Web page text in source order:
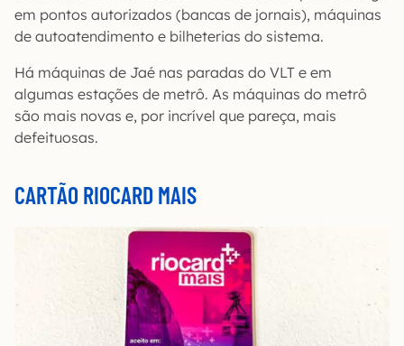
em pontos autorizados (bancas de jornais), máquinas
de autoatendimento e bilheterias do sistema.
Há máquinas de Jaé nas paradas do VLT e em
algumas estações de metrô. As máquinas do metrô
são mais novas e, por incrível que pareça, mais
defeituosas.
CARTÃO RIOCARD MAIS